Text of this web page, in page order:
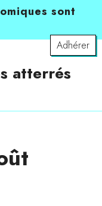
sont
Adhérer
atterrés